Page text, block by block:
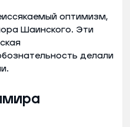
оптимизм,
Шаинского. Эти
делали